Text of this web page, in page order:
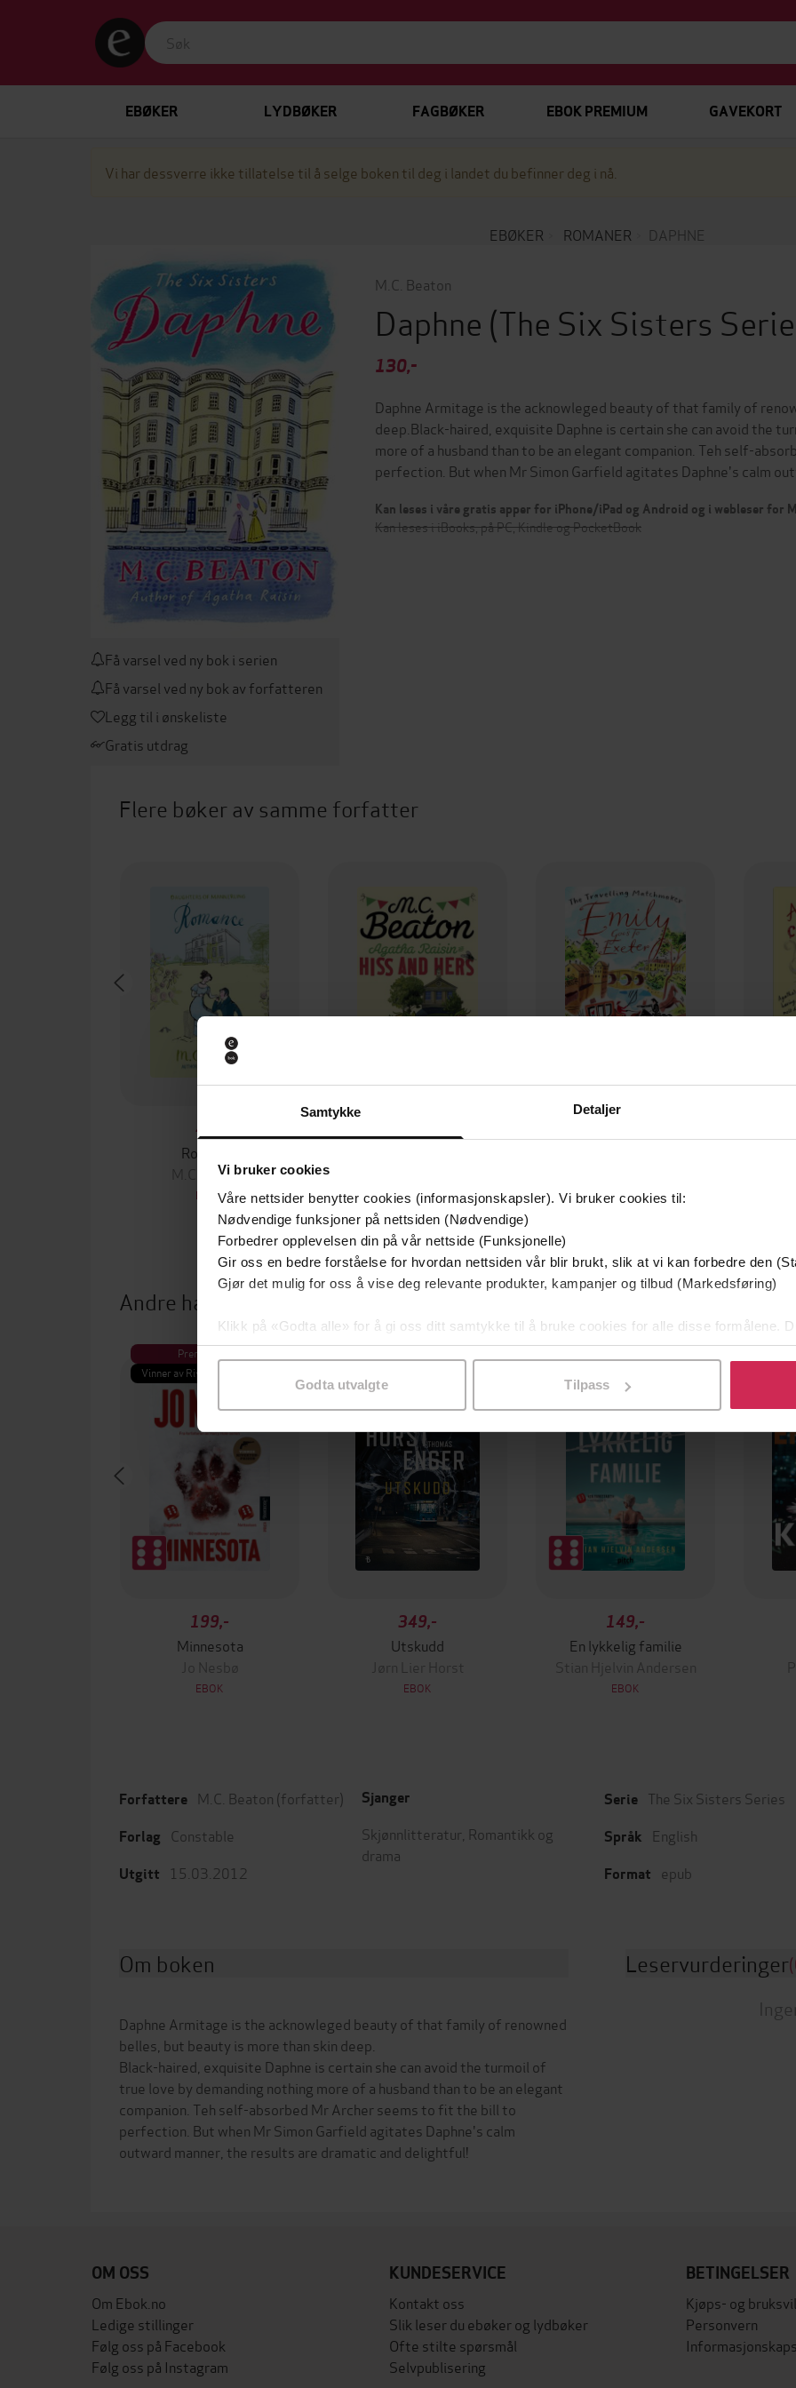
Samtykke Detaljer
Vi bruker cookies
Våre nettsider benytter cookies (informasjonskapsler). Vi bruker cookies til:
Nødvendige funksjoner på nettsiden (Nødvendige)
Forbedrer opplevelsen din på vår nettside (Funksjonelle)
Gir oss en bedre forståelse for hvordan nettsiden vår blir brukt, slik at vi kan forbedre den
Gjør det mulig for oss å vise deg relevante produkter, kampanjer og tilbud (Markedsføring)
Klikk på «Godta alle» for å gi oss ditt samtykke til å bruke cookies for alle disse formålene.
samtykke til spesifikke formål ved å klikke på «Tilpass». Du kan når som helst trekke
Godta utvalgte Tilpass
EBØKER LYDBØKER FAGBØKER EBOK PREMIUM GAVEKORT
Vi har dessverre ikke tillatelse til å selge boken til deg i landet du befinner deg i nå.
EBØKER ROMANER DAPHNE
Få varsel ved ny bok i serien
Få varsel ved ny bok av forfatteren
Legg til i ønskeliste
Gratis utdrag
M.C. Beaton
Daphne (The Six Sisters
130,-
Daphne Armitage is the acknowleged beauty of that family of
deep.Black-haired, exquisite Daphne is certain she can avoid the
more of a husband than to be an elegant companion. Teh self-
perfection. But when Mr Simon Garfield agitates Daphne's calm
Kan leses i våre gratis apper for iPhone/iPad og Android og i webleser for
Kan leses i iBooks, på PC, Kindle og PocketBook
Flere bøker av samme forfatter
49,-
Romance
M.C. Beaton
EBOK EBOK EBOK
Andre har også kjøpt
Premium
Vinner av Rivertonprisen
199,-
Minnesota
Jo Nesbø
EBOK
349,-
Utskudd
Jørn Lier Horst
EBOK
149,-
En lykkelig familie
Stian Hjelvin Andersen
EBOK
Forfattere M.C. Beaton (forfatter)
Forlag Constable
Utgitt 15.03.2012
Sjanger
Skjønnlitteratur Romantikk og
drama
Serie The Six Sisters Series
Språk English
Format epub
Om boken
Daphne Armitage is the acknowleged beauty of that family of renowned
belles, but beauty is more than skin deep.
Black-haired, exquisite Daphne is certain she can avoid the turmoil of
true love by demanding nothing more of a husband than to be an elegant
companion. Teh self-absorbed Mr Archer seems to fit the bill to
perfection. But when Mr Simon Garfield agitates Daphne's calm
outward manner, the results are dramatic and delightful!
Leservurderinger
OM OSS
Om Ebok.no
Ledige stillinger
Følg oss på Facebook
Følg oss på Instagram
KUNDESERVICE
Kontakt oss
Slik leser du ebøker og lydbøker
Ofte stilte spørsmål
Selvpublisering
BETINGELSER
Kjøps- og
Personvern